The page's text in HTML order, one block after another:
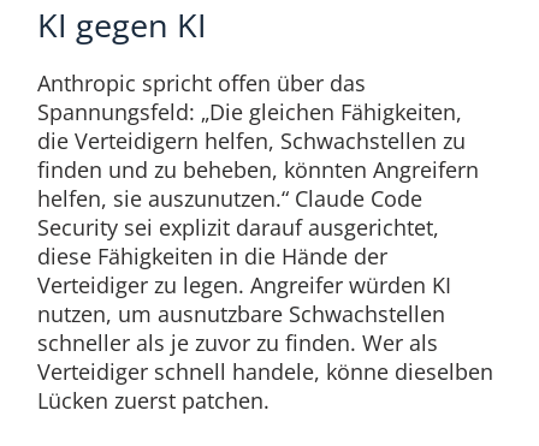
KI gegen KI
Anthropic spricht offen über das
Spannungsfeld: „Die gleichen Fähigkeiten,
die Verteidigern helfen, Schwachstellen zu
finden und zu beheben, könnten Angreifern
helfen, sie auszunutzen.“ Claude Code
Security sei explizit darauf ausgerichtet,
diese Fähigkeiten in die Hände der
Verteidiger zu legen. Angreifer würden KI
nutzen, um ausnutzbare Schwachstellen
schneller als je zuvor zu finden. Wer als
Verteidiger schnell handele, könne dieselben
Lücken zuerst patchen.